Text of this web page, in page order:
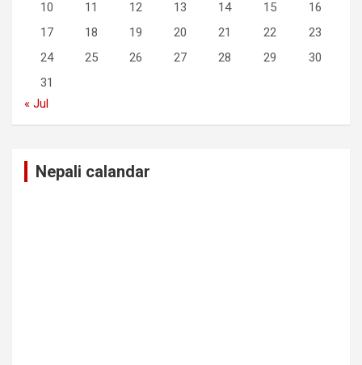
10
11 12 13 14 15
16
17
18 19 20 21 22
23
24
25 26 27 28 29
30
31
« Jul
Nepali calandar